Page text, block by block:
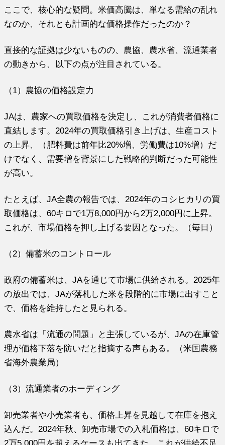
ここで、核心的な疑問。米価高騰は、単なる需給の乱れ
なのか、それとも計画的な価格操作だったのか？
直接的な証拠は少ないものの、農協、農水省、流通業者
の動きから、以下の点が注目されている。
（1）農協の価格設定力
JAは、農家への買取価格を決定し、これが消費者価格に
直結します。2024年の買取価格引き上げは、生産コスト
の上昇、（肥料費は前年比20%増、労働費は10%増）だ
けでなく、需要増を背景にした戦略的判断だった可能性
が高い。
たとえば、JA全農の報告では、2024年のコシヒカリの買
取価格は、60キロで1万8,000円から2万2,000円に上昇。
これが、市場価格を押し上げる要因となった。（毎日）
（2）備蓄米のコントロール
政府の備蓄米は、JAを通じて市場に供給される。2025年
の放出では、JAが落札した米を段階的に市場に出すこと
で、価格を維持したと見られる。
農水省は「流通の問題」と主張しているが、JAの在庫管
理が価格下落を防いだと指摘する声もある。（米国農務
省海外農業局）
（3）流通業者のホーディング
卸売業者や小売業者も、価格上昇を見越して在庫を抱え
込んだ。2024年秋、卸売市場での入札価格は、60キロで